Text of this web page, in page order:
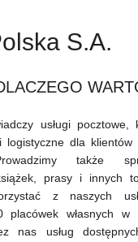
S.A.
usługi pocztowe,
logistyczne dla klientów
także
prasy i innych
z naszych
placówek własnych w
nas usług